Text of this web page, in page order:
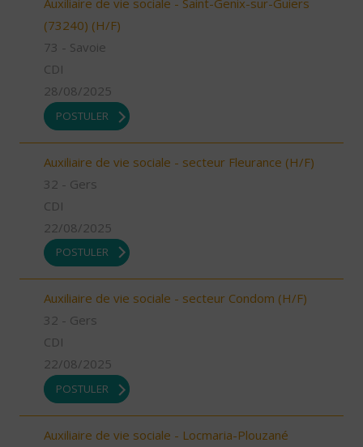
Auxiliaire de vie sociale - Saint-Genix-sur-Guiers
(73240) (H/F)
73 - Savoie
CDI
28/08/2025
POSTULER
Auxiliaire de vie sociale - secteur Fleurance (H/F)
32 - Gers
CDI
22/08/2025
POSTULER
Auxiliaire de vie sociale - secteur Condom (H/F)
32 - Gers
CDI
22/08/2025
POSTULER
Auxiliaire de vie sociale - Locmaria-Plouzané